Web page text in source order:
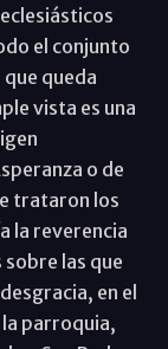
el conjunto
queda
vista es una
o de
trataron los
la reverencia
las que
en el
parroquia,